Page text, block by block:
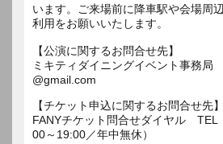
います。ご来場前に降車駅や会場周
利用をお願いいたします。
【公演に関するお問合せ先】
ミキティダイニングイベント事務
@gmail.com
【チケット申込に関するお問合せ先】
FANYチケット問合せダイヤル TEL
00～19:00／年中無休）